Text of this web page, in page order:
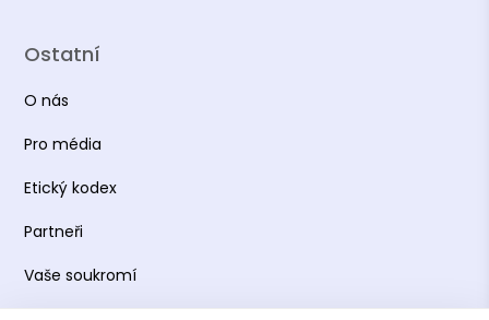
Ostatní
O nás
Pro média
Etický kodex
Partneři
Vaše soukromí